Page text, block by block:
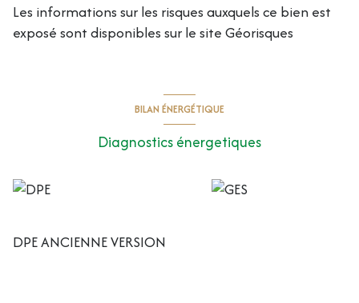
Les informations sur les risques auxquels ce bien est
exposé sont disponibles sur le site Géorisques
BILAN ÉNERGÉTIQUE
Diagnostics énergetiques
DPE ANCIENNE VERSION